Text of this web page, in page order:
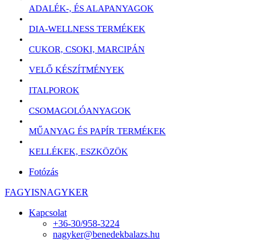
ADALÉK-, ÉS ALAPANYAGOK
DIA-WELLNESS TERMÉKEK
CUKOR, CSOKI, MARCIPÁN
VELŐ KÉSZÍTMÉNYEK
ITALPOROK
CSOMAGOLÓANYAGOK
MŰANYAG ÉS PAPÍR TERMÉKEK
KELLÉKEK, ESZKÖZÖK
Fotózás
FAGYISNAGYKER
Kapcsolat
+36-30/958-3224
nagyker@benedekbalazs.hu